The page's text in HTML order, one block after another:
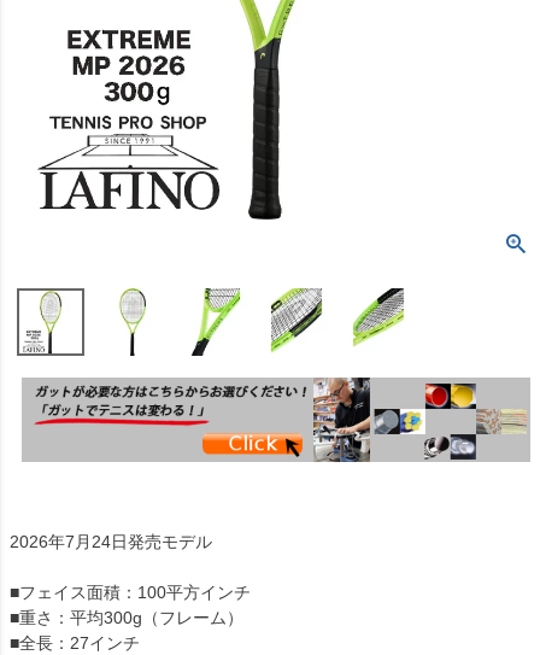
2026年7月24日発売モデル
■フェイス面積：100平方インチ
■重さ：平均300g（フレーム）
■全長：27インチ